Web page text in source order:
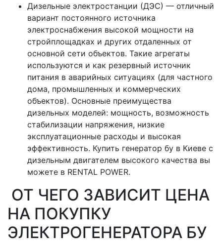
Дизельные электростанции (ДЭС) — отличный
вариант постоянного источника
электроснабжения высокой мощности на
стройплощадках и других отдаленных от
основной сети объектов. Такие агрегаты
используются и как резервный источник
питания в аварийных ситуациях (для частного
дома, промышленных и коммерческих
объектов). Основные преимущества
дизельных моделей: мощность, возможность
стабилизации напряжения, низкие
эксплуатационные расходы и высокая
эффективность. Купить генератор бу в Киеве с
дизельным двигателем высокого качества вы
можете в RENTAL POWER.
ОТ ЧЕГО ЗАВИСИТ ЦЕНА
НА ПОКУПКУ
ЭЛЕКТРОГЕНЕРАТОРА БУ